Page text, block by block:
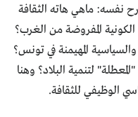
نفسه: ماهي هاته الثقافة
المفروضة من الغرب؟
المهيمنة في تونس؟
لتنمية البلاد؟ وهنا
الوظيفي للثقافة.